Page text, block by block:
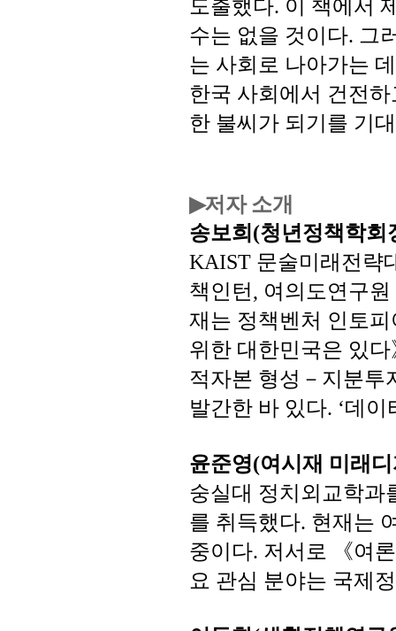
.
수는 없을 것이다. 그
는 사회로 나아가는 데
한국 사회에서 건전
한 불씨가 되기를 기
▶저자 소개
송보희(청년정책학회
KAIST 문술미래전략
책인턴, 여의도연구원
재는 정책벤처 인토
위한 대한민국은 있
적자본 형성－지분투
발간한 바 있다. ‘데이
윤준영(여시재 미래
숭실대 정치외교학과
를 취득했다. 현재는
중이다. 저서로
《여
요 관심 분야는 국제